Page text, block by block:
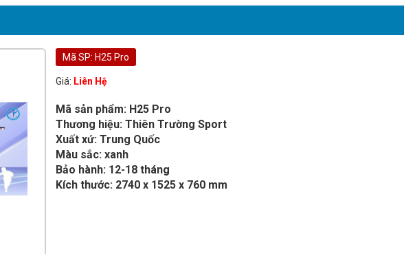
Mã SP: H25 Pro
Giá: Liên Hệ
Mã sản phẩm: H25 Pro
Thương hiệu: Thiên Trường Sport
Xuất xứ: Trung Quốc
Màu sắc: xanh
Bảo hành: 12-18 tháng
Kích thước: 2740 x 1525 x 760 mm